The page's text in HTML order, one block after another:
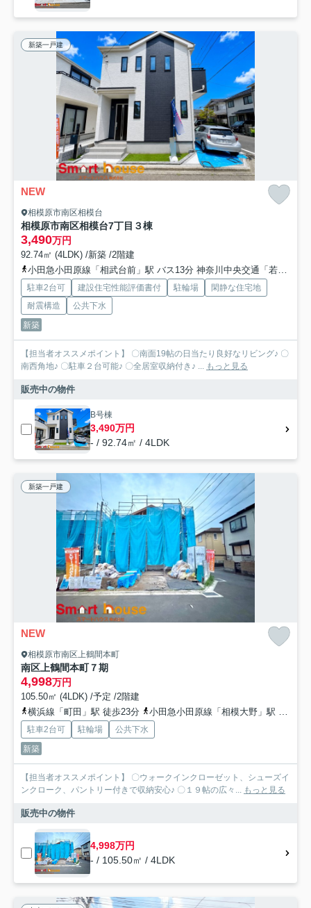
新築一戸建
NEW
相模原市南区相模台
相模原市南区相模台7丁目３棟
3,490万円
92.74㎡ (4LDK) /新築 /2階建
小田急小田原線「相武台前」駅 バス13分 神奈川中央交通「若草小学校前（神奈川県）」 停歩2分
駐車2台可 建設住宅性能評価書付 駐輪場
閑静な住宅地
耐震構造
公共下水
新築
【担当者オススメポイント】 〇南面19帖の日当たり良好なリビング♪ 〇
南西角地♪ 〇駐車２台可能♪ 〇全居室収納付き♪ ... もっと見る
販売中の物件
B号棟
3,490万円
- / 92.74㎡ / 4LDK
新築一戸建
NEW
相模原市南区上鶴間本町
南区上鶴間本町７期
4,998万円
105.50㎡ (4LDK) /予定 /2階建
横浜線「町田」駅 徒歩23分
小田急小田原線「相模大野」駅 徒歩25分
駐車2台可 駐輪場
公共下水
新築
【担当者オススメポイント】 〇ウォークインクローゼット、シューズイ
ンクローク、パントリー付きで収納安心♪ 〇１９帖の広々... もっと見る
販売中の物件
4,998万円
- / 105.50㎡ / 4LDK